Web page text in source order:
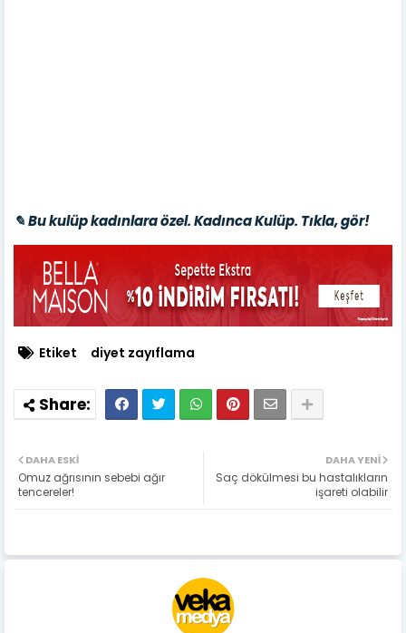
✎ Bu kulüp kadınlara özel. Kadınca Kulüp. Tıkla, gör!
Etiket diyet zayıflama
DAHA YENI
Saç dökülmesi bu hastalıkların
işareti olabilir
DAHA ESKI
Omuz ağrısının sebebi ağır
tencereler!